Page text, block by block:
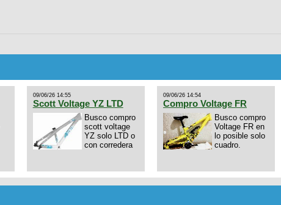
09/06/26 14:55
Scott Voltage YZ LTD
Busco compro
scott voltage
YZ solo LTD o
con corredera
09/06/26 14:54
Compro Voltage FR
Busco compro
Voltage FR en
lo posible solo
cuadro.